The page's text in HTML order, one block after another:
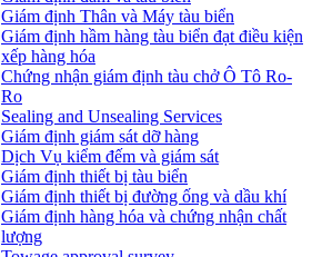
Giám định Thân và Máy tàu biển
​Giám định hầm hàng tàu biển đạt điều kiện
xếp hàng hóa
Chứng nhận giám định tàu chở Ô Tô Ro-
Ro
Sealing and Unsealing Services
Giám định giám sát dỡ hàng
Dịch Vụ kiểm đếm và giám sát
Giám định thiết bị tàu biển
Giám định thiết bị đường ống và dầu khí
Giám định hàng hóa và chứng nhận chất
lượng